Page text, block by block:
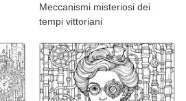
Meccanismi misteriosi dei
tempi vittoriani